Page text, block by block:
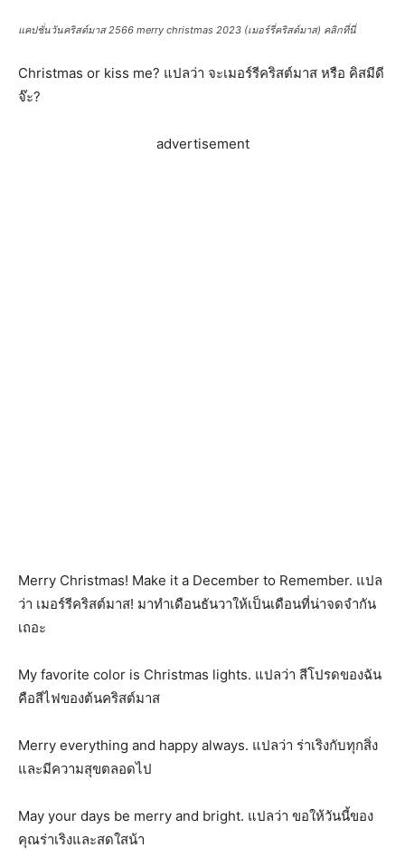
แคปชั่นวันคริสต์มาส 2566 merry christmas 2023 (เมอร์รี่คริสต์มาส) คลิกที่นี่
Christmas or kiss me? แปลว่า จะเมอร์รีคริสต์มาส หรือ คิสมีดี
จ๊ะ?
advertisement
Merry Christmas! Make it a December to Remember. แปล
ว่า เมอร์รีคริสต์มาส! มาทำเดือนธันวาให้เป็นเดือนที่น่าจดจำกัน
เถอะ
My favorite color is Christmas lights. แปลว่า สีโปรดของฉัน
คือสีไฟของต้นคริสต์มาส
Merry everything and happy always. แปลว่า ร่าเริงกับทุกสิ่ง
และมีความสุขตลอดไป
May your days be merry and bright. แปลว่า ขอให้วันนี้ของ
คุณร่าเริงและสดใสน้า